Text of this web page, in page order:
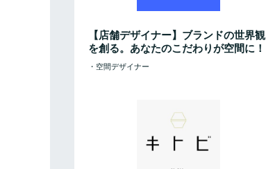
【店舗デザイナー】ブランドの世界観
を創る。あなたのこだわりが空間に！
・空間デザイナー